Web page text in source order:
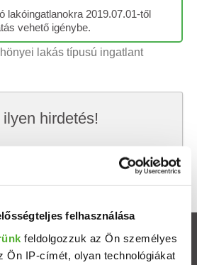
felhasználása
feldolgozzuk az Ön személyes
Ön IP-címét, olyan technológiákat
lakóingatlanokra 2019.07.01-től
vehető igénybe.
lakás típusú ingatlant
hirdetés!
megtalálod, amit keresel.